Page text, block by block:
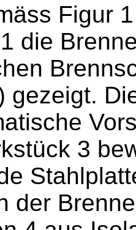
Figur
die
gezeigt.
3
der